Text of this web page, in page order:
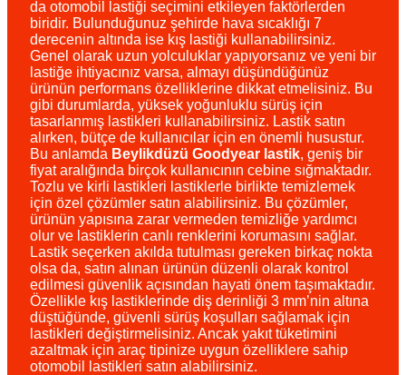
da otomobil lastiği seçimini etkileyen faktörlerden
biridir. Bulunduğunuz şehirde hava sıcaklığı 7
derecenin altında ise kış lastiği kullanabilirsiniz.
Genel olarak uzun yolculuklar yapıyorsanız ve yeni bir
lastiğe ihtiyacınız varsa, almayı düşündüğünüz
ürünün performans özelliklerine dikkat etmelisiniz. Bu
gibi durumlarda, yüksek yoğunluklu sürüş için
tasarlanmış lastikleri kullanabilirsiniz. Lastik satın
alırken, bütçe de kullanıcılar için en önemli husustur.
Bu anlamda Beylikdüzü Goodyear lastik, geniş bir
fiyat aralığında birçok kullanıcının cebine sığmaktadır.
Tozlu ve kirli lastikleri lastiklerle birlikte temizlemek
için özel çözümler satın alabilirsiniz. Bu çözümler,
ürünün yapısına zarar vermeden temizliğe yardımcı
olur ve lastiklerin canlı renklerini korumasını sağlar.
Lastik seçerken akılda tutulması gereken birkaç nokta
olsa da, satın alınan ürünün düzenli olarak kontrol
edilmesi güvenlik açısından hayati önem taşımaktadır.
Özellikle kış lastiklerinde diş derinliği 3 mm’nin altına
düştüğünde, güvenli sürüş koşulları sağlamak için
lastikleri değiştirmelisiniz. Ancak yakıt tüketimini
azaltmak için araç tipinize uygun özelliklere sahip
otomobil lastikleri satın alabilirsiniz.